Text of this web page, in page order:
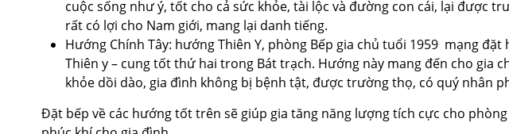
cuộc sống như ý, tốt cho cả sức khỏe, tài lộc và đường con cái, lại được
rất có lợi cho Nam giới, mang lại danh tiếng.
Hướng Chính Tây: hướng Thiên Y, phòng Bếp gia chủ tuổi 1959 mạng
Thiên y – cung tốt thứ hai trong Bát trạch. Hướng này mang đến cho gia
khỏe dồi dào, gia đình không bị bệnh tật, được trường thọ, có quý nhân
Đặt bếp về các hướng tốt trên sẽ giúp gia tăng năng lượng tích cực cho